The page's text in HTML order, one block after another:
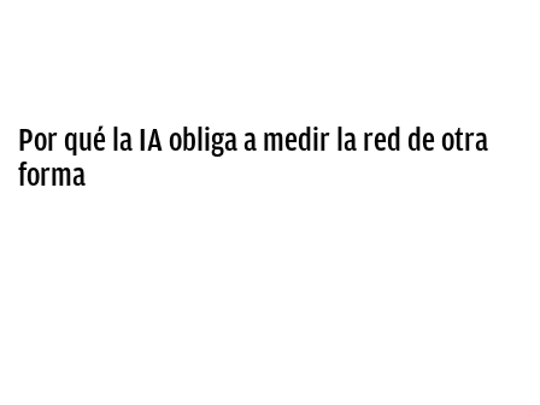
Por qué la IA obliga a medir la red de otra
forma